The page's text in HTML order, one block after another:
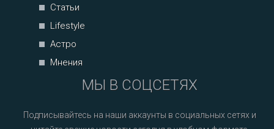
Статьи
Lifestyle
Астро
Мнения
МЫ В СОЦСЕТЯХ
Подписывайтесь на наши аккаунты в социальных сетях и